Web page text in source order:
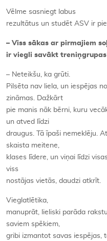
Vēlme sasniegt labus
rezultātus un studēt ASV ir
– Viss sākas ar pirmajiem
ir viegli savākt
– Neteikšu, ka grūti.
Pilsēta nav liela, un iespējas
zināmas. Dažkārt
pie manis nāk bērni, kuru
un atved līdzi
draugus. Tā īpaši nemeklēju.
skaista meitene,
klases līdere, un viņai līdzi
viss
nostājas vietās, daudzi atkrīt.
Vieglatlētika,
manuprāt, lieliski parāda
saviem spēkiem,
gribi izmantot savas iespējas,